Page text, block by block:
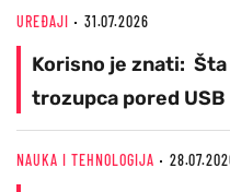
UREĐAJI 31.07.2026
Korisno je znati:
trozupca pored
NAUKA I TEHNOLOGIJA